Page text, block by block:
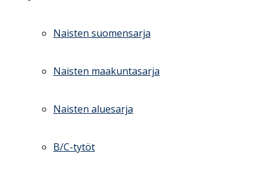
Naisten suomensarja
Naisten maakuntasarja
Naisten aluesarja
B/C-tytöt